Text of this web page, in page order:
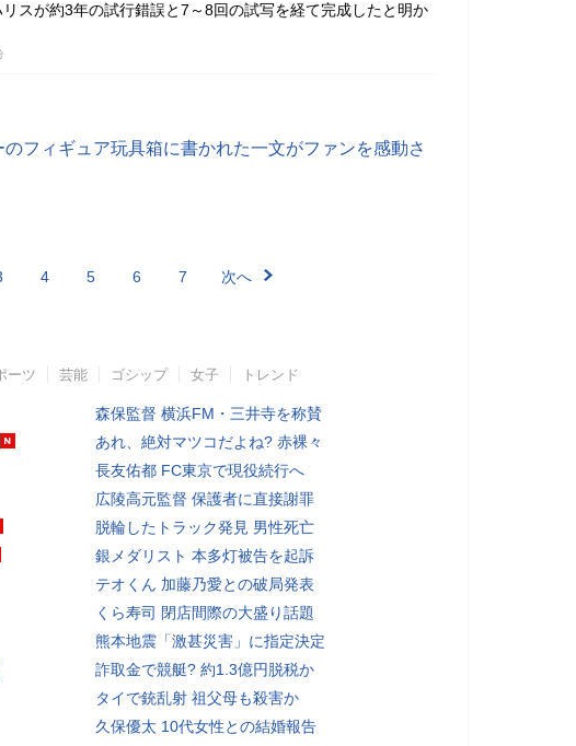
スが約3年の試行錯誤と7～8回の試写を経て完成したと明か
のフィギュア玩具箱に書かれた一文がファンを感動さ
4 5 6 7 次へ
ーツ 芸能 ゴシップ 女子 トレンド
森保監督 横浜FM・三井寺を称賛
あれ、絶対マツコだよね? 赤裸々
長友佑都 FC東京で現役続行へ
広陵高元監督 保護者に直接謝罪
脱輪したトラック発見 男性死亡
銀メダリスト 本多灯被告を起訴
テオくん 加藤乃愛との破局発表
くら寿司 閉店間際の大盛り話題
熊本地震「激甚災害」に指定決定
詐取金で競艇? 約1.3億円脱税か
タイで銃乱射 祖父母も殺害か
久保優太 10代女性との結婚報告